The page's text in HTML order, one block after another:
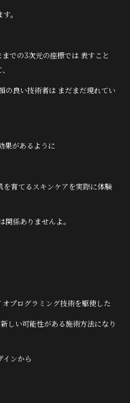
。
での3次元の座標では 表すこと
の良い技術者は まだまだ現れてい
果があるように
育てるスキンケアを実際に体験
係ありませんよ。
プログラミング技術を駆使した
しい可能性がある施術方法になり
インから